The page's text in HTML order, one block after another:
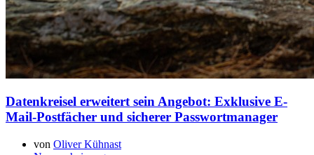
Datenkreisel erweitert sein Angebot: Exklusive E-
Mail-Postfächer und sicherer Passwortmanager
von Oliver Kühnast